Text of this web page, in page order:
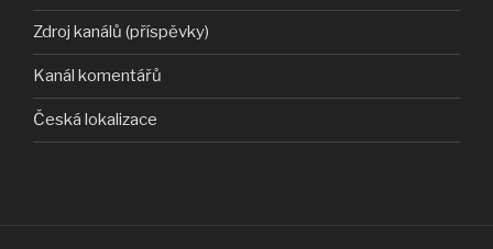
Zdroj kanálů (příspěvky)
Kanál komentářů
Česká lokalizace